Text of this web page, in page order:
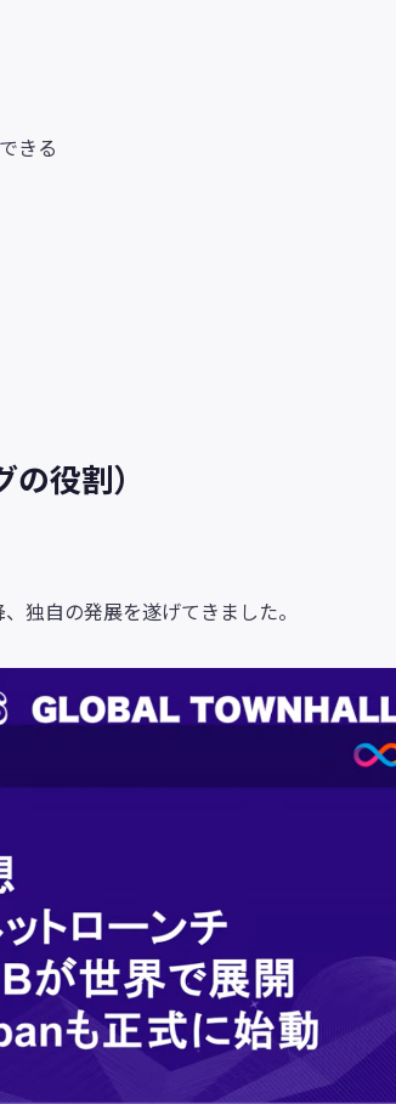
きる
役割）
独自の発展を遂げてきました。